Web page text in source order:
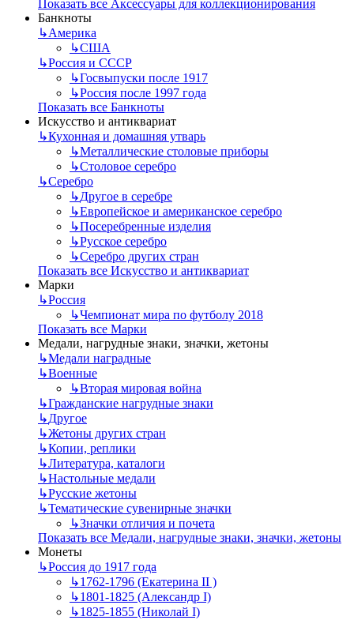
Показать все Аксессуары для коллекционирования
Банкноты
↳Америка
↳США
↳Россия и СССР
↳Госвыпуски после 1917
↳Россия после 1997 года
Показать все Банкноты
Искусство и антиквариат
↳Кухонная и домашняя утварь
↳Металлические столовые приборы
↳Столовое серебро
↳Серебро
↳Другое в серебре
↳Европейское и американское серебро
↳Посеребренные изделия
↳Русское серебро
↳Серебро других стран
Показать все Искусство и антиквариат
Марки
↳Россия
↳Чемпионат мира по футболу 2018
Показать все Марки
Медали, нагрудные знаки, значки, жетоны
↳Mедали наградные
↳Военные
↳Вторая мировая война
↳Гражданские нагрудные знаки
↳Другое
↳Жетоны других стран
↳Копии, реплики
↳Литература, каталоги
↳Настольные медали
↳Русские жетоны
↳Тематические сувенирные значки
↳Значки отличия и почета
Показать все Медали, нагрудные знаки, значки, жетоны
Монеты
↳Россия до 1917 года
↳1762-1796 (Екатерина II )
↳1801-1825 (Александр I)
↳1825-1855 (Николай I)